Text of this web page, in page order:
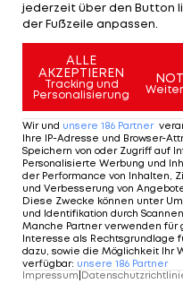
vernehmen.
Ob seine Teilnahme
Transgender-
Lundholm nicht
über das ich
wurde halt von vielen
Zum Medaillenspiegel
Große
Haus
jederzeit über den Button
der Fußzeile anpassen.
ALLE
AKZEPTIEREN
Tracking und
Personalisierung
Wir und unsere 186 Partner
Ihre IP-Adresse und Browser-
Speichern von oder Zugriff auf
Personalisierte Werbung und
der Performance von Inhalten,
und Verbesserung von
Diese Zwecke können unter
und Identifikation durch
Manche Partner verwenden
Interesse als Rechtsgrundlage
dazu, sowie die Möglichkeit Ihr
verfügbar: unsere 186 Partner
Impressum|